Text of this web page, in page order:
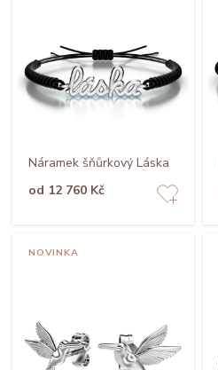
Náramek šňůrkový Láska
od 12 760 Kč
NOVINKA